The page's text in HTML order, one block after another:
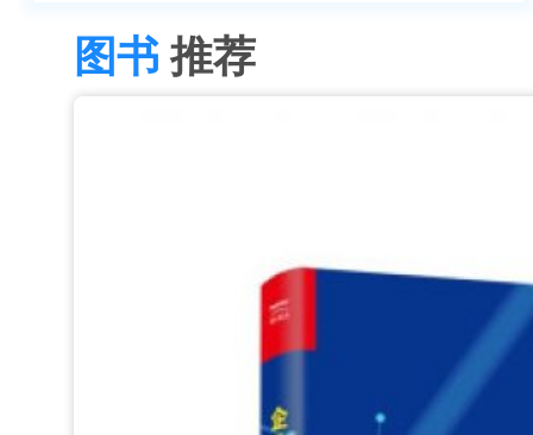
图书推荐